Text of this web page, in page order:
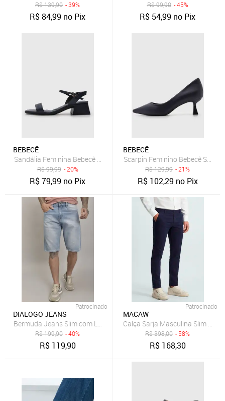
R$139,90 - 39%
R$84,99 no Pix
R$99,90 - 45%
R$ 54,99 no Pix
BEBECÊ
Sandália Feminina Bebecê Salto Bloco Azul-Marinho
R$99,99 - 20%
R$79,99 no Pix
BEBECÊ
Scarpin Feminino Bebecê Salto
R$129,99 - 21%
R$ 102,29 no Pix
Patrocinado
DIALOGO JEANS
Bermuda Jeans Slim com Lavagem Clara Dialogo Jeans
R$199,90 - 40%
R$ 119,90
Patrocinado
MACAW
R$398,00 - 58%
R$ 168,30